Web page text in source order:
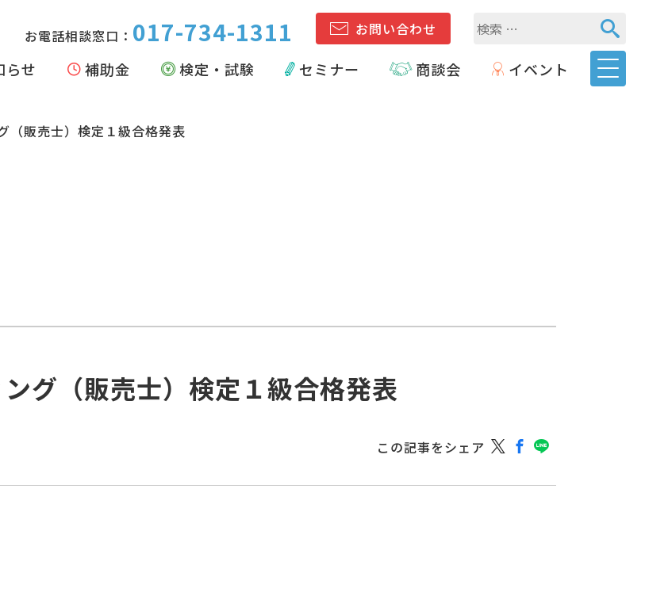
お電話相談窓口： 017-734-1311 お問い合わせ
らせ 補助金 検定・試験 セミナー 商談会 イベント
（販売士）検定１級合格発表
グ（販売士）検定１級合格発表
この記事をシェア